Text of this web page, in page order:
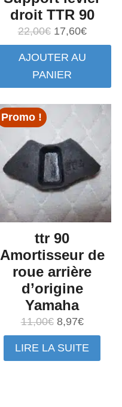
droit TTR 90
22,00€ Le
prix
initial
était :
17,60€Le
prix
AJOUTER AU
PANIER
Promo !
ttr 90
Amortisseur de
roue arrière
d’origine
Yamaha
11,00€ Le
prix
initial
8,97€Le
prix
actuel
LIRE LA SUITE